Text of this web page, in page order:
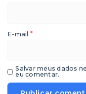
E-mail *
Salvar meus dados
eu comentar.